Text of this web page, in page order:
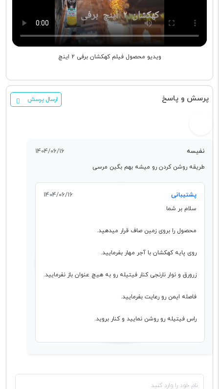
ویدیو محصول فیلم کهکشان برفی 2 اینچ
پرسش و پاسخ ارسال پرسش
نفیسه 1404/06/16
طریقه روشن کردن رو میشه بهم بگین مرسی
پشتیبانی 1404/06/16
سلام بر شما
محصول را بروی زمین صاف قرار میدهید.
روی پایه کهکشان با آجر مهار بفرمایید.
زرورق و نوار نارنجی کنار فیتیله رو به هیچ عنوان باز نفرمایید.
فاصله ایمن رو رعایت بفرمایید.
راس فیتیله رو روشن نمایید و کنار بروید.